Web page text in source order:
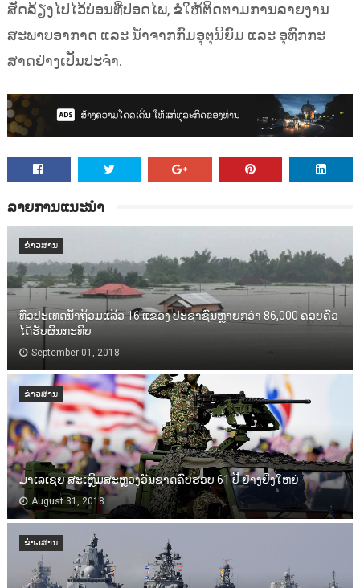
ສັດລ້ຽງໄປໄວ້ບ່ອນທີ່ປອດໄພ, ຂໍໃຫ້ຕິດຕາມການລາຍງານ
ສະພາບອາກາດ ແລະ ນ້ຳຈາກກົມອຸຕຸນິຍົມ ແລະ ອຸທົກກະ
ສາດຢ່າງເປັນປະຈຳ.
ລາຍການແນະນຳ
ຂ່າວສານ
ທົ່ວປະເທດນ້ຳຖ້ວມແລ້ວ 16 ແຂວງ ປະຊາຊົນຫຼາຍກວ່າ 86,000​ ຄອບຄົວ
ໄດ້ຮັບຜົນກະທົບ
September 01, 2018
ຂ່າວສານ
ມາເລເຊຍ ສະເຫຼີມສະຫຼອງວັນຊາດຄົບຮອບ 61 ປີ ຢ່າງຍິ່ງໃຫຍ່
August 31, 2018
ຂ່າວສານ